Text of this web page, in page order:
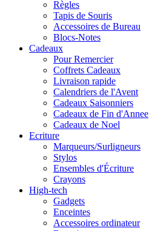
Règles
Tapis de Souris
Accessoires de Bureau
Blocs-Notes
Cadeaux
Pour Remercier
Coffrets Cadeaux
Livraison rapide
Calendriers de l'Avent
Cadeaux Saisonniers
Cadeaux de Fin d'Annee
Cadeaux de Noel
Ecriture
Marqueurs/Surligneurs
Stylos
Ensembles d'Écriture
Crayons
High-tech
Gadgets
Enceintes
Accessoires ordinateur